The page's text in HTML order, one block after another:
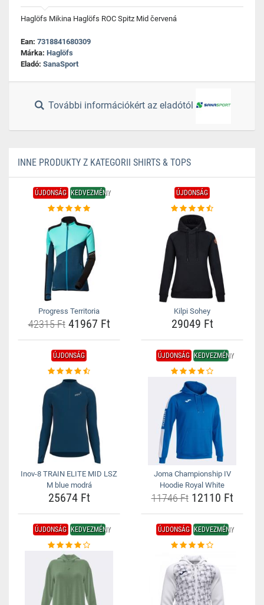
Haglöfs Mikina Haglöfs ROC Spitz Mid červená
Ean: 7318841680309
Márka: Haglöfs
Eladó: SanaSport
További információkért az eladótól
INNE PRODUKTY Z KATEGORII SHIRTS & TOPS
ÚJDONSÁG KEDVEZMÉNY
Progress Territoria
42315 Ft41967 Ft
ÚJDONSÁG
Kilpi Sohey
29049 Ft
ÚJDONSÁG
Inov-8 TRAIN ELITE MID LSZ
M blue modrá
25674 Ft
ÚJDONSÁG KEDVEZMÉNY
Joma Championship IV
Hoodie Royal White
11746 Ft12110 Ft
ÚJDONSÁG KEDVEZMÉNY ÚJDONSÁG KEDVEZMÉNY